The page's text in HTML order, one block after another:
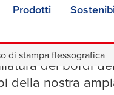
Prodotti
di stampa flessografica
dei bordi
della nostra